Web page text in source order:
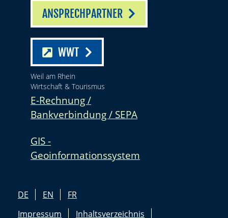
ANSPRECHPARTNER
WWT
Weil am Rhein
Wirtschaft & Tourismus
E-Rechnung /
Bankverbindung / SEPA
GIS -
Geoinformationssystem
DE EN
FR
Impressum
Inhaltsverzeichnis